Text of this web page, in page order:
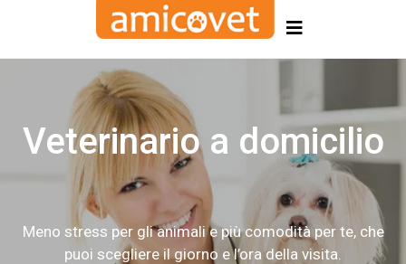
Veterinario a domicilio
Meno stress per gli animali e più comodità per te, che
puoi scegliere il giorno e l’ora della visita.